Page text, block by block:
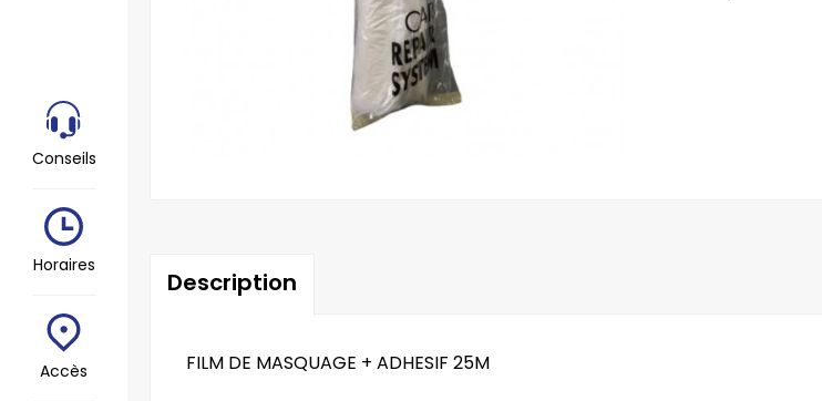
Description
FILM DE MASQUAGE + ADHESIF 25M
Conseils
Horaires
Accès